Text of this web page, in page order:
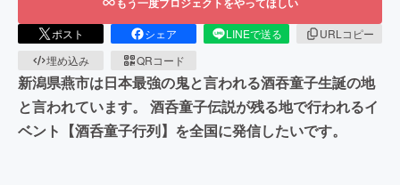
ポスト シェア LINEで送る
URLコピー
埋め込み
QRコード
新潟県燕市は日本最強の鬼と言われる酒吞童子生誕の地
と言われています。 酒呑童子伝説が残る地で行われるイ
ベント【酒呑童子行列】を全国に発信したいです。